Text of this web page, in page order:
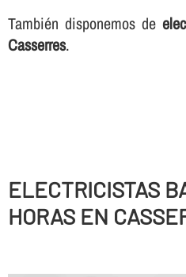
También disponemos de
Casserres.
ELECTRICISTAS
HORAS EN